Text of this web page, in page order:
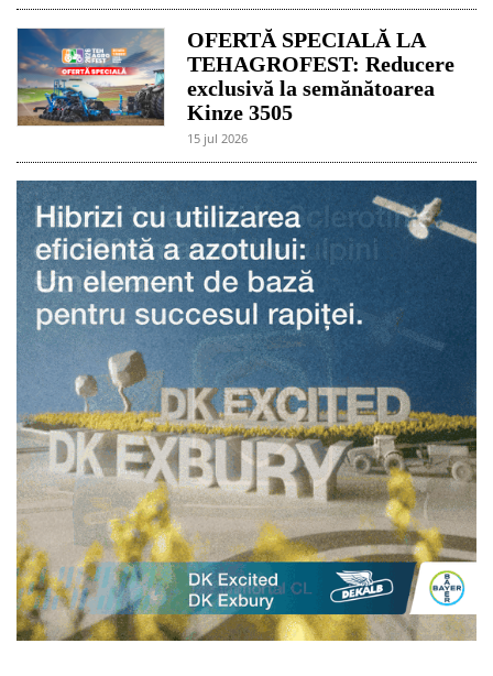
OFERTĂ SPECIALĂ LA
TEHAGROFEST: Reducere
exclusivă la semănătoarea
Kinze 3505
15 jul 2026